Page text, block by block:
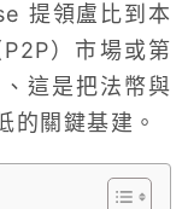
提領盧比到本
）市場或第
這是把法幣與
的關鍵基建。